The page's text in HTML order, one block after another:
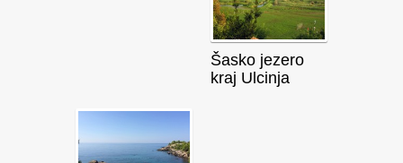
Šasko jezero
kraj Ulcinja